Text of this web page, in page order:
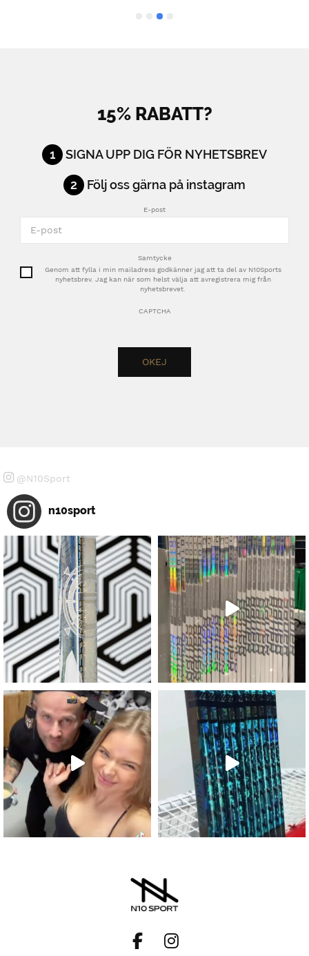
15% RABATT?
1 SIGNA UPP DIG FÖR NYHETSBREV
2 Följ oss gärna på instagram
E-post
Samtycke
Genom att fylla i min mailadress godkänner jag att ta del av N10Sports
nyhetsbrev. Jag kan när som helst välja att avregistrera mig från
nyhetsbrevet.
CAPTCHA
@N10Sport
n10sport